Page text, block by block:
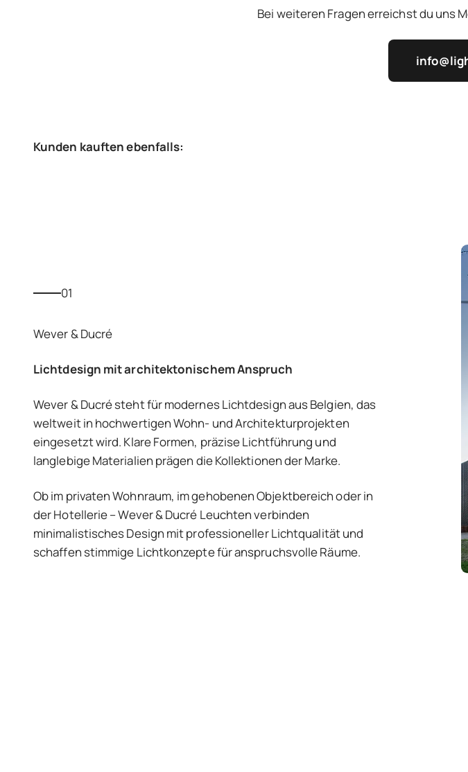
Bei weiteren Fragen erreichst du uns
01
Lichtdesign mit architektonischem Anspruch
Wever & Ducré steht für modernes Lichtdesign aus Belgien, das
weltweit in hochwertigen Wohn- und Architekturprojekten
eingesetzt wird. Klare Formen, präzise Lichtführung und
langlebige Materialien prägen die Kollektionen der Marke.
Ob im privaten Wohnraum, im gehobenen Objektbereich oder in
der Hotellerie – Wever & Ducré Leuchten verbinden
minimalistisches Design mit professioneller Lichtqualität und
schaffen stimmige Lichtkonzepte für anspruchsvolle Räume.